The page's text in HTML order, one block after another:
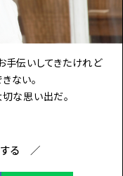
手伝いしてきたけれど
ない。
な思い出だ。
る ／